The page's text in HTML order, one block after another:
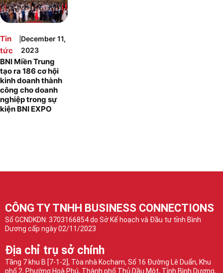
Tin
tức
|December 11,
2023
BNI Miền Trung
tạo ra 186 cơ hội
kinh doanh thành
công cho doanh
nghiệp trong sự
kiện BNI EXPO
CÔNG TY TNHH BUSINESS CONNECTIONS
Số GCNDKDN: 3703166854 do Sở Kế hoạch và Đầu tư tỉnh Bình
Dương cấp ngày 02/11/2023
Địa chỉ trụ sở chính
Tầng 7 khu B [7-1-2], Tòa nhà Kocham, Số 16 Đường Lê Duẩn, Khu
phố 2, Phường Hoà Phú, Thành phố Thủ Dầu Một, Tỉnh Bình Dương,